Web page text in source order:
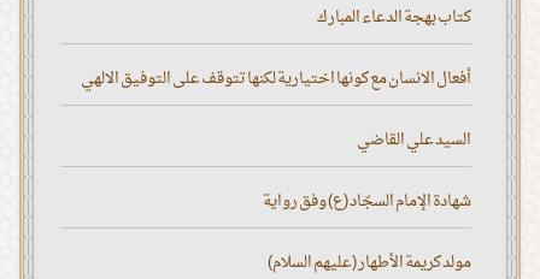
كتاب بهجة الدعاء المبارك
أفعال الانسان مع كونها اختيارية لكنها تتوقف على التوفيق الالهي
السيد علي القاضي
شهادة الإمام السجّاد (ع) وفق رواية
مولد كريمة الأطهار (عليهم السلام)